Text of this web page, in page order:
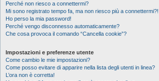
Perché non riesco a connettermi?
Mi sono registrato tempo fa, ma non riesco più a connettermi?!
Ho perso la mia password!
Perché vengo disconnesso automaticamente?
Che cosa provoca il comando “Cancella cookie”?
Impostazioni e preferenze utente
Come cambio le mie impostazioni?
Come posso evitare di apparire nella lista degli utenti in linea?
L’ora non è corretta!